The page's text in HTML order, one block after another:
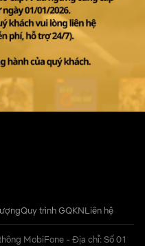
Quy trình GQKNLiên hệ
MobiFone - Địa chỉ: Số 01